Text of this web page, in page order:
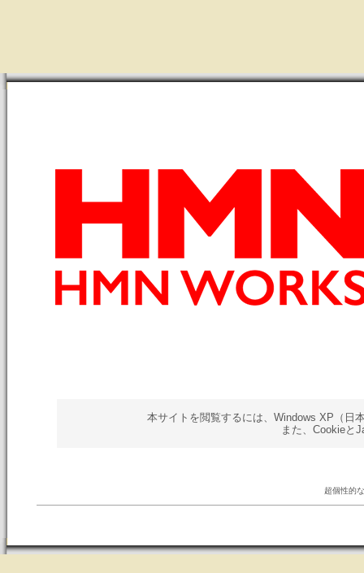
本サイトを閲覧するには、Windows XP（日
また、Cookieと
超個性的